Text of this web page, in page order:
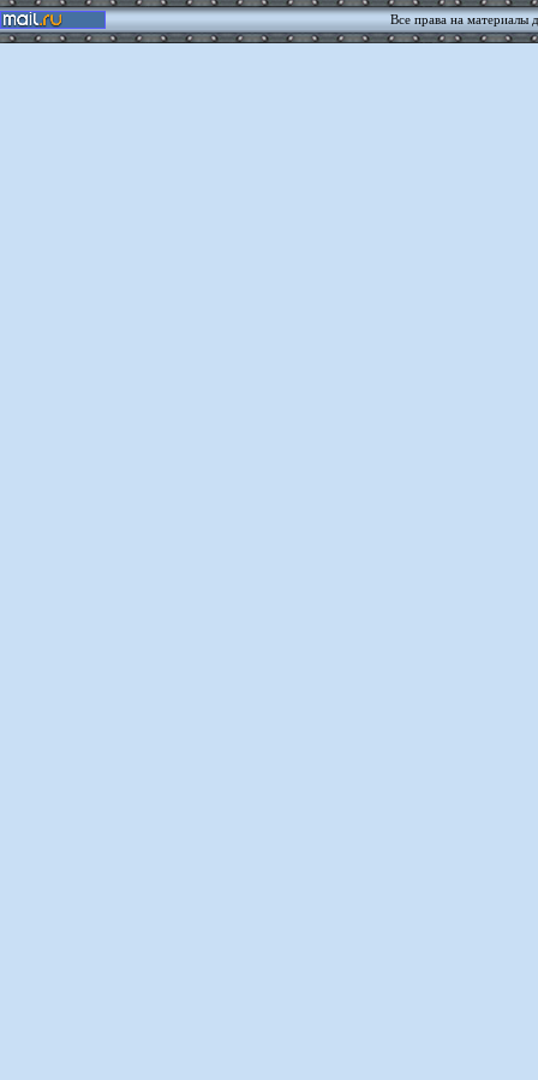
Все права на материалы